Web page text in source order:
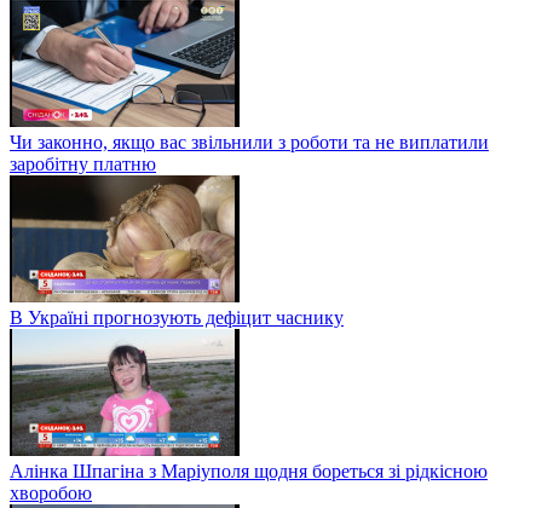
Чи законно, якщо вас звільнили з роботи та не виплатили
заробітну платню
В Україні прогнозують дефіцит часнику
Алінка Шпагіна з Маріуполя щодня бореться зі рідкісною
хворобою